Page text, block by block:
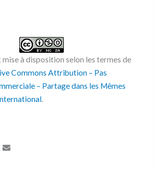
à disposition selon les termes de
Commons Attribution – Pas
– Partage dans les Mêmes
.